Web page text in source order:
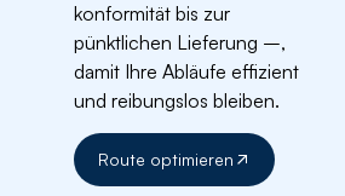
konformität bis zur
pünktlichen Lieferung –,
damit Ihre Abläufe effizient
und reibungslos bleiben.
Route optimieren